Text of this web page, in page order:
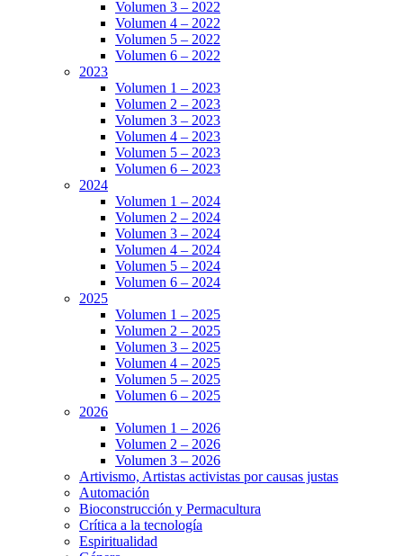
Volumen 3 – 2022
Volumen 4 – 2022
Volumen 5 – 2022
Volumen 6 – 2022
2023
Volumen 1 – 2023
Volumen 2 – 2023
Volumen 3 – 2023
Volumen 4 – 2023
Volumen 5 – 2023
Volumen 6 – 2023
2024
Volumen 1 – 2024
Volumen 2 – 2024
Volumen 3 – 2024
Volumen 4 – 2024
Volumen 5 – 2024
Volumen 6 – 2024
2025
Volumen 1 – 2025
Volumen 2 – 2025
Volumen 3 – 2025
Volumen 4 – 2025
Volumen 5 – 2025
Volumen 6 – 2025
2026
Volumen 1 – 2026
Volumen 2 – 2026
Volumen 3 – 2026
Artivismo, Artistas activistas por causas justas
Automación
Bioconstrucción y Permacultura
Crítica a la tecnología
Espiritualidad